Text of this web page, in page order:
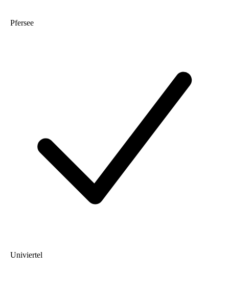
Pfersee
Univiertel